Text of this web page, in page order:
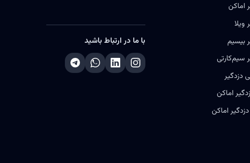
اماکن
ویلا
بیسیم
سیم‌کارتی
اماکن
اماکن
با ما در ارتباط باشید